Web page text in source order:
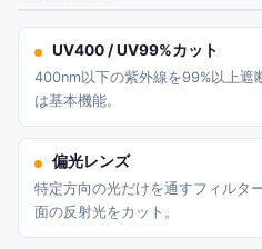
UV400 / UV99%カット
400nm以下の紫外線を99%以上遮
は基本機能。
偏光レンズ
特定方向の光だけを通すフィルタ
面の反射光をカット。